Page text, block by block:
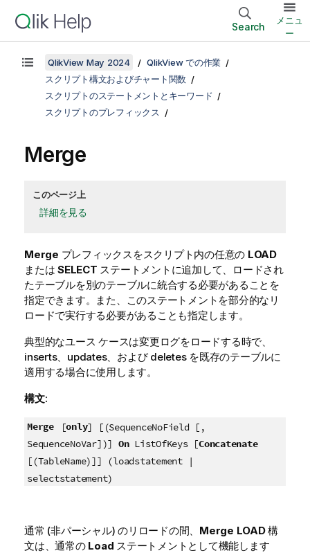
Search
メニュ
ー
QlikView May 2024
QlikView での作業
スクリプト構文およびチャート関数
スクリプトのステートメントとキーワード
スクリプトのプレフィックス
Merge
このページ上
詳細を見る
Merge プレフィックスをスクリプト内の任意の LOAD
または SELECT ステートメントに追加して、ロードされ
たテーブルを別のテーブルに統合する必要があることを
指定できます。また、このステートメントを部分的なリ
ロードで実行する必要があることも指定します。
典型的なユース ケースは変更ログをロードする時で、
inserts、 updates、およびdeletesを既存のテーブルに
適用する場合に使用します。
構文:
Merge [only] [(SequenceNoField [,
SequenceNoVar])] OnListOfKeys [Concatenate
[(TableName)]] (loadstatement |
selectstatement)
通常 (非パーシャル) のリロードの間、 Merge LOAD構
文は、通常の Load ステートメントとして機能します